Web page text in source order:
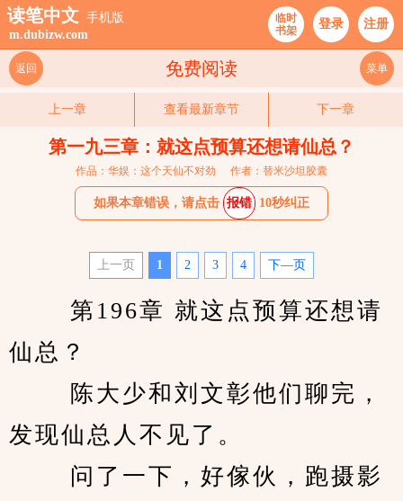
读笔中文 手机版
m.dubizw.com
临时
书架
登录 注册
免费阅读
返回 菜单
上一章 查看最新章节 下一章
第一九三章：就这点预算还想请仙总？
作品：华娱：这个天仙不对劲 作者：替米沙坦胶囊
如果本章错误，请点击 报错 10秒纠正
上一页 1 2 3 4 下—页
第196章 就这点预算还想请
仙总？
陈大少和刘文彰他们聊完，
发现仙总人不见了。
问了一下，好傢伙，跑摄影